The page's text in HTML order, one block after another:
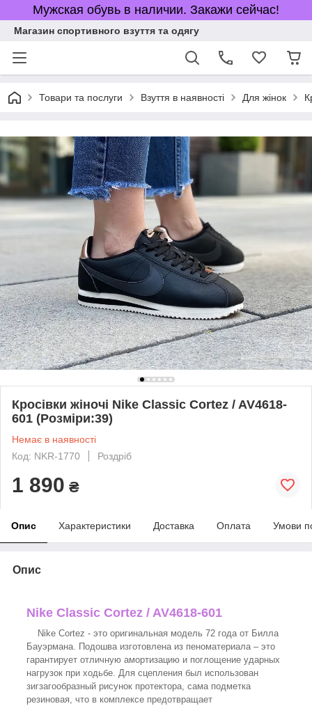
Мужская обувь в наличии. Закажи сейчас!
Магазин спортивного взуття та одягу
Товари та послуги Взуття в наявності Для жінок
Кросівки жіночі Nike Classic Cortez / AV4618-
601 (Розміри:39)
Немає в наявності
Код: NKR-1770
Роздріб
1 890 ₴
Опис Характеристики Доставка Оплата Умови
Опис
Nike Classic Cortez / AV4618-601
Nike Cortez - это оригинальная модель 72 года от Билла
Бауэрмана. Подошва изготовлена из пеноматериала – это
гарантирует отличную амортизацию и поглощение ударных
нагрузок при ходьбе. Для сцепления был использован
зигзагообразный рисунок протектора, сама подметка
резиновая, что в комплексе предотвращает